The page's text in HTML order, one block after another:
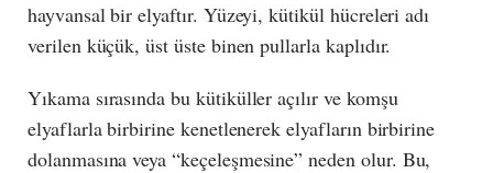
hayvansal bir elyaftır. Yüzeyi, kütikül hücreleri adı
verilen küçük, üst üste binen pullarla kaplıdır.
Yıkama sırasında bu kütiküller açılır ve komşu
elyaflarla birbirine kenetlenerek elyafların birbirine
dolanmasına veya “keçeleşmesine” neden olur. Bu,